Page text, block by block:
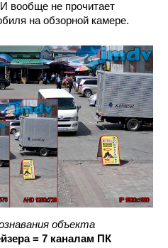
вообще не прочитает
на обзорной камере.
объекта
= 7 каналам ПК